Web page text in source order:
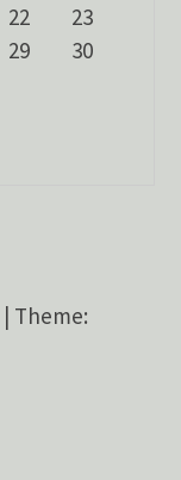
22
23
29
30
| Theme: